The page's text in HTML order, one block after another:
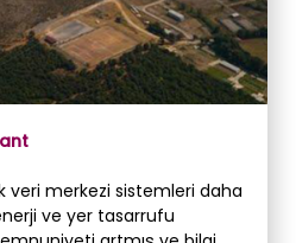
veri merkezi sistemleri daha
ve yer tasarrufu